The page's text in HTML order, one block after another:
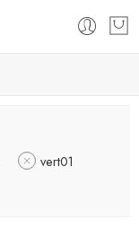
vert01